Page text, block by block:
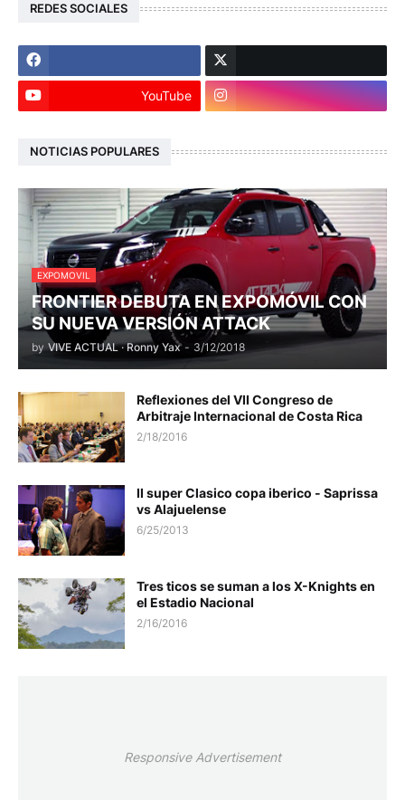
REDES SOCIALES
YouTube
NOTICIAS POPULARES
EXPOMOVIL
FRONTIER DEBUTA EN EXPOMÓVIL CON
SU NUEVA VERSIÓN ATTACK
by VIVE ACTUAL · Ronny Yax - 3/12/2018
Reflexiones del VII Congreso de
Arbitraje Internacional de Costa Rica
2/18/2016
II super Clasico copa iberico - Saprissa
vs Alajuelense
6/25/2013
Tres ticos se suman a los X-Knights en
el Estadio Nacional
2/16/2016
Responsive Advertisement